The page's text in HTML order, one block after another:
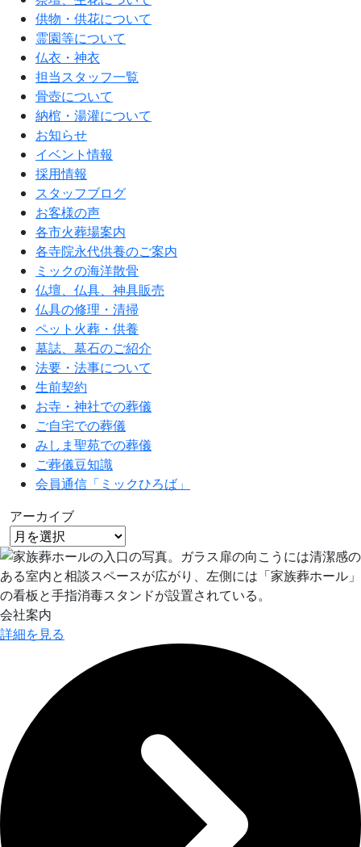
供物・供花について
霊園等について
仏衣・神衣
担当スタッフ一覧
骨壺について
納棺・湯灌について
お知らせ
イベント情報
採用情報
スタッフブログ
お客様の声
各市火葬場案内
各寺院永代供養のご案内
ミックの海洋散骨
仏壇、仏具、神具販売
仏具の修理・清掃
ペット火葬・供養
墓誌、墓石のご紹介
法要・法事について
生前契約
お寺・神社での葬儀
ご自宅での葬儀
みしま聖苑での葬儀
ご葬儀豆知識
会員通信「ミックひろば」
アーカイブ
会社案内
詳細を見る